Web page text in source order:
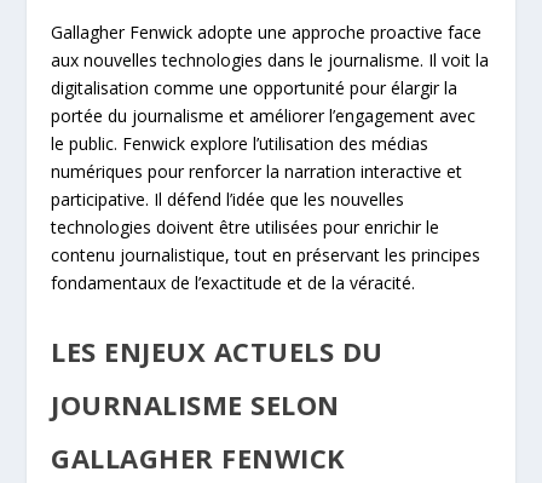
Gallagher Fenwick adopte une approche proactive face
aux nouvelles technologies dans le journalisme. Il voit la
digitalisation comme une opportunité pour élargir la
portée du journalisme et améliorer l’engagement avec
le public. Fenwick explore l’utilisation des médias
numériques pour renforcer la narration interactive et
participative. Il défend l’idée que les nouvelles
technologies doivent être utilisées pour enrichir le
contenu journalistique, tout en préservant les principes
fondamentaux de l’exactitude et de la véracité.
LES ENJEUX ACTUELS DU
JOURNALISME SELON
GALLAGHER FENWICK